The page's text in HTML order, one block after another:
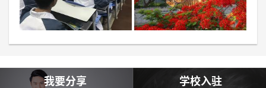
我要分享 学校入驻